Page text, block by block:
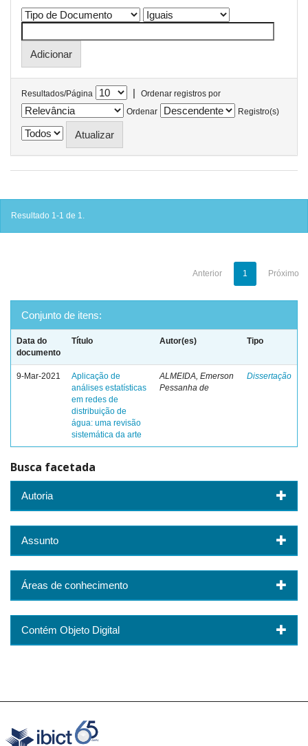
Resultados/Página |
Ordenar registros por
Ordenar
Registro(s)
Resultado 1-1 de 1.
Anterior 1 Próximo
Conjunto de itens:
Data do
documento
Título Autor(es) Tipo
9-Mar-2021
Aplicação de
análises estatísticas
em redes de
distribuição de
água: uma revisão
sistemática da arte
ALMEIDA, Emerson
Pessanha de
Dissertação
Busca facetada
Autoria
Assunto
Áreas de conhecimento
Contém Objeto Digital